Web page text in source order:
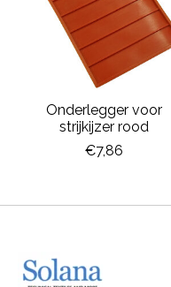
Onderlegger voor
strijkijzer rood
€7,86